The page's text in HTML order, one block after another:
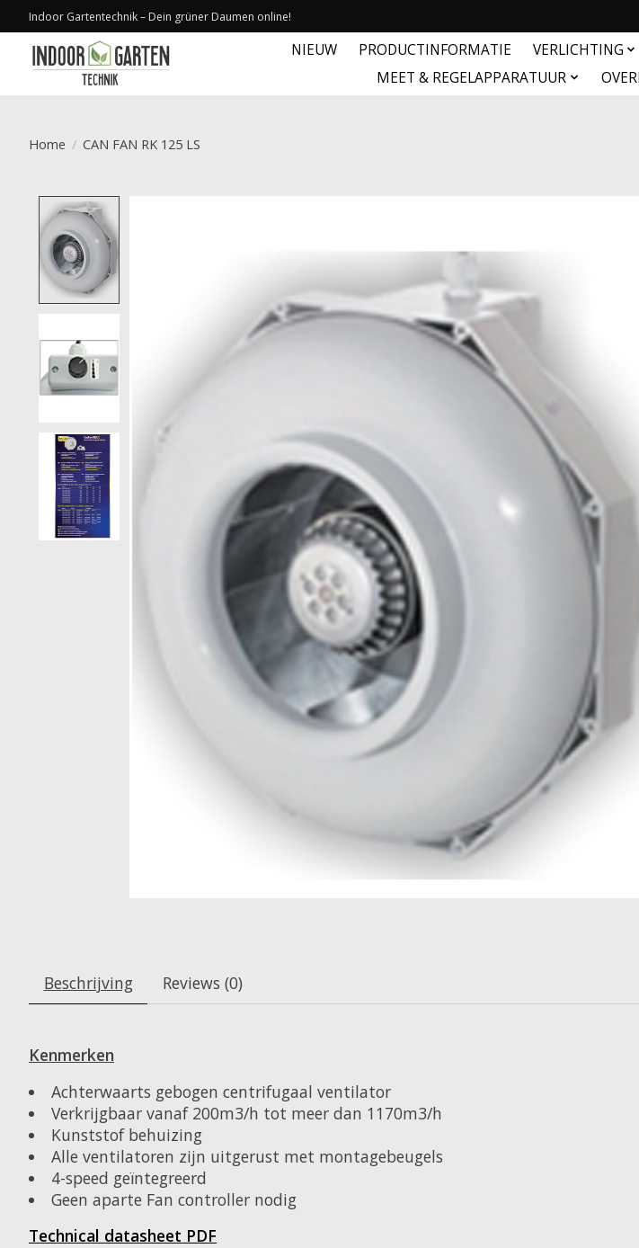
Indoor Gartentechnik – Dein grüner Daumen online!
NIEUW PRODUCTINFORMATIE VERLICHTING
MEET & REGELAPPARATUUR
Home / CAN FAN RK 125 LS
Beschrijving Reviews (0)
Kenmerken
Achterwaarts gebogen centrifugaal ventilator
Verkrijgbaar vanaf 200m3/h tot meer dan 1170m3/h
Kunststof behuizing
Alle ventilatoren zijn uitgerust met montagebeugels
4-speed geïntegreerd
Geen aparte Fan controller nodig
Technical datasheet PDF